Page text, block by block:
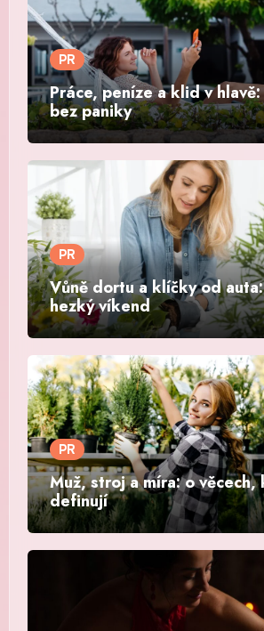
PR
Práce, peníze a klid v
bez paniky
PR
Vůně dortu a klíčky od
hezký víkend
PR
Muž, stroj a míra: o věcech,
definují